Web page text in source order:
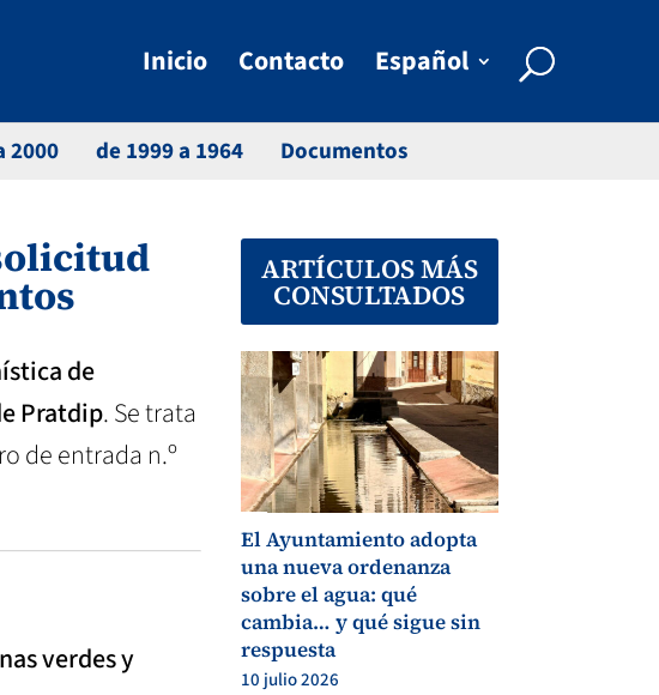
2000 de 1999 a 1964 Documentos
Inicio Contacto Español
de
Pratdip. Se trata
de entrada n.º
verdes y
ARTÍCULOS MÁS
CONSULTADOS
El Ayuntamiento adopta
una nueva ordenanza
sobre el agua: qué
cambia… y qué sigue sin
respuesta
10 julio 2026